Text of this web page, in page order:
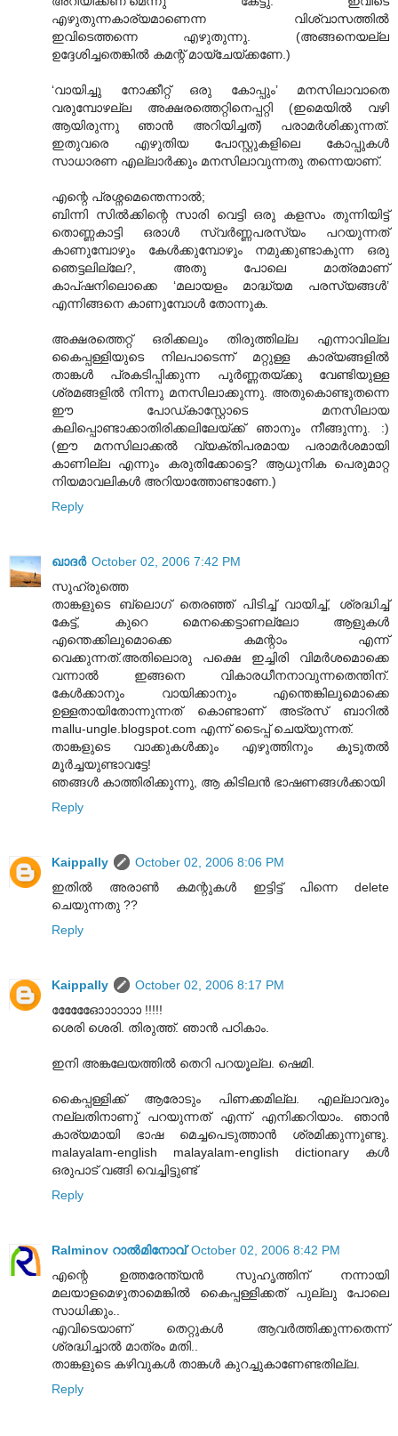
എഴുതുന്നകാര്യമാണെന്ന വിശ്വാസത്തില്‍
ഇവിടെത്തന്നെ എഴുതുന്നു. (അങ്ങനെയല്ല
ഉദ്ദേശിച്ചതെങ്കില്‍ കമന്റ് മായ്ചേയ്ക്കണേ.)
‘വായിച്ചു നോക്കീറ്റ് ഒരു കോപ്പും’ മനസിലാവാതെ
വരുമ്പോഴല്ല അക്ഷരത്തെറ്റിനെപ്പറ്റി (ഇമെയില്‍ വഴി
ആയിരുന്നു ഞാന്‍ അറിയിച്ചത്) പരാമര്‍ശിക്കുന്നത്.
ഇതുവരെ എഴുതിയ പോസ്റ്റുകളിലെ കോപ്പുകള്‍
സാധാരണ എല്ലാര്‍ക്കും മനസിലാവുന്നതു തന്നെയാണ്.
എന്റെ പ്രശ്നമെന്തെന്നാല്‍;
ബിന്നി സില്‍ക്കിന്റെ സാരി വെട്ടി ഒരു കളസം തുന്നിയിട്ട്
തൊണ്ണകാട്ടി ഒരാള്‍ സ്വര്‍ണ്ണപരസ്യം പറയുന്നത്
കാണുമ്പോഴും കേള്‍ക്കുമ്പോഴും നമുക്കുണ്ടാകുന്ന ഒരു
ഞെട്ടലില്ലേ?, അതു പോലെ മാത്രമാണ്
കാപ്ഷനിലൊക്കെ ‘മലായളം മാദ്ധ്യമ പരസ്യങ്ങള്‍’
എന്നിങ്ങനെ കാണുമ്പോള്‍ തോന്നുക.
അക്ഷരത്തെറ്റ് ഒരിക്കലും തിരുത്തില്ല എന്നാവില്ല
കൈപ്പള്ളിയുടെ നിലപാടെന്ന് മറ്റുള്ള കാര്യങ്ങളില്‍
താങ്കള്‍ പ്രകടിപ്പിക്കുന്ന പൂര്‍ണ്ണതയ്ക്കു വേണ്ടിയുള്ള
ശ്രമങ്ങളില്‍ നിന്നു മനസിലാക്കുന്നു. അതുകൊണ്ടുതന്നെ
ഈ പോഡ്‌കാസ്റ്റോടെ മനസിലായ
കലിപ്പൊണ്ടാക്കാതിരിക്കലിലേയ്ക്ക് ഞാനും നീങ്ങുന്നു. :)
(ഈ മനസിലാക്കല്‍ വ്യക്തിപരമായ പരാമര്‍ശമായി
കാണില്ല എന്നും കരുതിക്കോട്ടെ? ആധുനിക പെരുമാറ്റ
നിയമാവലികള്‍ അറിയാത്തോണ്ടാണേ.)
Reply
ഖാദര്‍ October 02, 2006 7:42 PM
സുഹ്രുത്തെ
താങ്കളുടെ ബ്ലൊഗ് തെരഞ്ഞ് പിടിച്ച് വായിച്ച്, ശ്രദ്ധിച്ച്
കേട്ട്, കുറെ മെനക്കെട്ടാണല്ലോ ആളുകള്‍
എന്തെക്കിലുമൊക്കെ കമന്റാം എന്ന്
വെക്കുന്നത്.അതിലൊരു പക്ഷെ ഇച്ചിരി വിമര്‍ശമൊക്കെ
വന്നാല്‍ ഇങ്ങനെ വികാരധീനനാവുന്നതെന്തിന്.
കേള്‍ക്കാനും വായിക്കാനും എന്തെങ്കിലുമൊക്കെ
ഉള്ളതായിതോന്നുന്നത് കൊണ്ടാണ് അട്രസ് ബാറില്‍
mallu-ungle.blogspot.com എന്ന് ടൈപ്പ് ചെയ്യുന്നത്.
താങ്കളുടെ വാക്കുകള്‍ക്കും എഴുത്തിനും കൂടുതല്‍
മൂര്‍ച്ചയുണ്ടാവട്ടേ!
ഞങ്ങള്‍ കാത്തിരിക്കുന്നു, ആ കിടിലന്‍ ഭാഷണങ്ങള്‍ക്കായി
Reply
Kaippally
October 02, 2006 8:06 PM
ഇതില്‍ അരാണ്‍ കമന്റുകള്‍ ഇട്ടിട്ട് പിന്നെ delete
ചെയുന്നതു ??
Reply
Kaippally
October 02, 2006 8:17 PM
ഓോോോോോോ !!!!!
‌ശെരി ശെരി. തിരുത്ത്. ഞാന്‍ പഠികാം.
ഇനി അങ്കലേയത്തില്‍ തെറി പറയൂല്ല. ഷെമി.
കൈപ്പള്ളിക്ക് ആരോടും പിണക്കമില്ല. എല്ലാവരും
നല്ലതിനാണു് പറയുന്നത് എന്ന് എനിക്കറിയാം. ഞാന്‍
കാര്യമായി ഭാഷ മെച്ചപെടുത്താന്‍ ശ്രമിക്കുന്നുണ്ടു.
malayalam-english malayalam-english dictionary കള്‍
ഒരുപാട് വങ്ങി വെച്ചിട്ടുണ്ട്
Reply
Ralminov റാല്‍മിനോവ് October 02, 2006 8:42 PM
എന്റെ ഉത്തരേന്ത്യന്‍ സുഹൃത്തിന് നന്നായി
മലയാളമെഴുതാമെങ്കില്‍ കൈപ്പള്ളിക്കത് പുല്ലു പോലെ
സാധിക്കും..
എവിടെയാണ് തെറ്റുകള്‍ ആവര്‍ത്തിക്കുന്നതെന്ന്
ശ്രദ്ധിച്ചാല്‍ മാത്രം മതി..
താങ്കളുടെ കഴിവുകള്‍ താങ്കള്‍ കുറച്ചുകാണേണ്ടതില്ല.
Reply